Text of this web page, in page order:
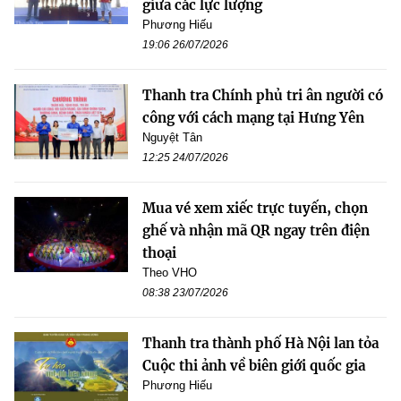
giữa các lực lượng
Phương Hiếu
19:06 26/07/2026
Thanh tra Chính phủ tri ân người có
công với cách mạng tại Hưng Yên
Nguyệt Tân
12:25 24/07/2026
Mua vé xem xiếc trực tuyến, chọn
ghế và nhận mã QR ngay trên điện
thoại
Theo VHO
08:38 23/07/2026
Thanh tra thành phố Hà Nội lan tỏa
Cuộc thi ảnh về biên giới quốc gia
Phương Hiếu